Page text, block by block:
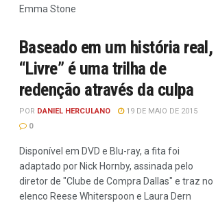
Emma Stone
Baseado em um história real,
“Livre” é uma trilha de
redenção através da culpa
POR DANIEL HERCULANO
19 DE MAIO DE 2015
0
Disponível em DVD e Blu-ray, a fita foi
adaptado por Nick Hornby, assinada pelo
diretor de "Clube de Compra Dallas" e traz no
elenco Reese Whiterspoon e Laura Dern